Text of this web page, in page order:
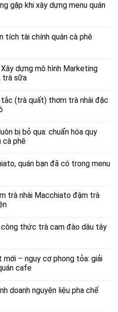
gặp khi xây dựng menu quán
tích tài chính quán cà phê
dựng mô hình Marketing
trà sữa
(trà quất) thơm trà nhài đặc
bị bỏ qua: chuẩn hóa quy
cà phê
quán bạn đã có trong menu
trà nhài Macchiato đậm trà
công thức trà cam đào dâu tây
– nguy cơ phong tỏa: giải
cafe
doanh nguyên liệu pha chế